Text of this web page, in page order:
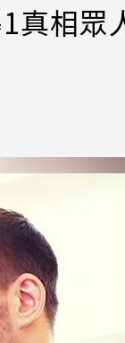
真相眾